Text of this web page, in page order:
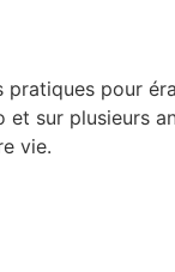
pratiques pour
sur plusieurs
vie.